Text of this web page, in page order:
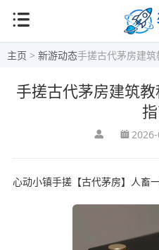
主页 > 新游动态手搓古代茅房建
手搓古代茅房建筑
心动小镇手搓【古代茅房】人畜